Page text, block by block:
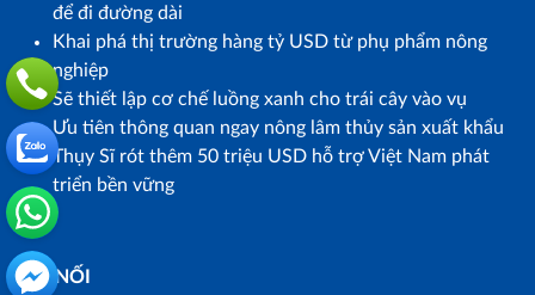
để đi đường dài
Khai phá thị trường hàng tỷ USD từ phụ phẩm nông
nghiệp
Sẽ thiết lập cơ chế luồng xanh cho trái cây vào vụ
Ưu tiên thông quan ngay nông lâm thủy sản xuất khẩu
Thụy Sĩ rót thêm 50 triệu USD hỗ trợ Việt Nam phát
triển bền vững
KẾT NỐI